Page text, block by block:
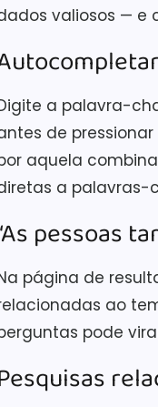
valiosos — e
a palavra-
de
aquela
a palavras-
pessoas
página de
ao
pode